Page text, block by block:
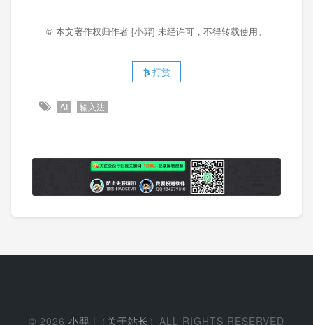
© 本文著作权归作者 [小羿] 未经许可，不得转载使用。
打赏
AI 输入法
© 2026 小羿 |（ 关于站长 ）ALL RIGHTS RESERVED